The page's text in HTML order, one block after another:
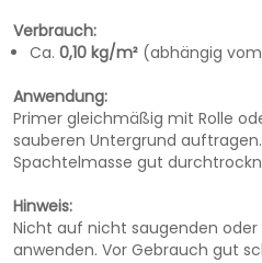
Verbrauch:
Ca. 0,10 kg/m² (abhängig
Anwendung:
Primer gleichmäßig mit Rolle
sauberen Untergrund
Spachtelmasse gut
Hinweis:
Nicht auf nicht saugenden
anwenden. Vor Gebrauch gut